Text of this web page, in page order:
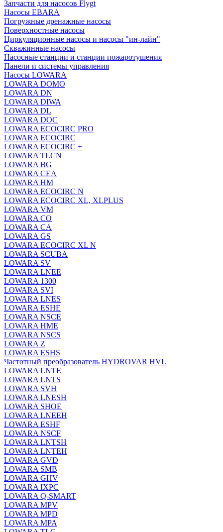
Запчасти для насосов Flygt
Насосы EBARA
Погружные дренажные насосы
Поверхностные насосы
Циркуляционные насосы и насосы "ин-лайн"
Скважинные насосы
Насосные станции и станции пожаротушения
Панели и системы управления
Насосы LOWARA
LOWARA DOMO
LOWARA DN
LOWARA DIWA
LOWARA DL
LOWARA DOC
LOWARA ECOCIRC PRO
LOWARA ECOCIRC
LOWARA ECOCIRC +
LOWARA TLCN
LOWARA BG
LOWARA CEA
LOWARA HM
LOWARA ECOCIRC N
LOWARA ECOCIRC XL, XLPLUS
LOWARA VM
LOWARA CO
LOWARA CA
LOWARA GS
LOWARA ECOCIRC XL N
LOWARA SCUBA
LOWARA SV
LOWARA LNEE
LOWARA 1300
LOWARA SVI
LOWARA LNES
LOWARA ESHE
LOWARA NSCE
LOWARA HME
LOWARA NSCS
LOWARA Z
LOWARA ESHS
Частотный преобразователь HYDROVAR HVL
LOWARA LNTE
LOWARA LNTS
LOWARA SVH
LOWARA LNESH
LOWARA SHOE
LOWARA LNEEH
LOWARA ESHF
LOWARA NSCF
LOWARA LNTSH
LOWARA LNTEH
LOWARA GVD
LOWARA SMB
LOWARA GHV
LOWARA IXPС
LOWARA Q-SMART
LOWARA MPV
LOWARA MPD
LOWARA MPA